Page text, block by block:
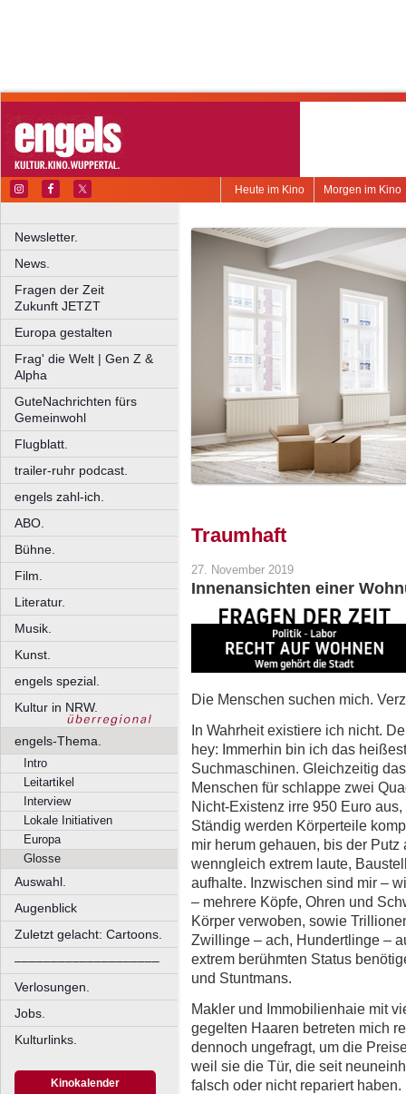
Morgen im Kino
Heute im Kino
Newsletter.
News.
Fragen der Zeit
Zukunft JETZT
Europa gestalten
Frag' die Welt | Gen Z &
Alpha
GuteNachrichten fürs
Gemeinwohl
Flugblatt.
trailer-ruhr podcast.
engels zahl-ich.
ABO.
Bühne.
Film.
Literatur.
Musik.
Kunst.
engels spezial.
Kultur in NRW.
engels-Thema.
Intro
Leitartikel
Interview
Lokale Initiativen
Europa
Glosse
Auswahl.
Augenblick
Zuletzt gelacht: Cartoons.
––––––––––––––––––––
Verlosungen.
Jobs.
Kulturlinks.
Kinokalender
Traumhaft
27. November 2019
Innenansichten einer
Die Menschen suchen mich.
In Wahrheit existiere ich nicht.
hey: Immerhin bin ich das
Suchmaschinen. Gleichzeitig
Menschen für schlappe zwei
Nicht-Existenz irre 950 Euro
Ständig werden Körperteile
mir herum gehauen, bis der
wenngleich extrem laute,
aufhalte. Inzwischen sind mir –
– mehrere Köpfe, Ohren und
Körper verwoben, sowie
Zwillinge – ach, Hundertlinge –
extrem berühmten Status
und Stuntmans.
Makler und Immobilienhaie mit
gegelten Haaren betreten mich
dennoch ungefragt, um die
weil sie die Tür, die seit
falsch oder nicht repariert haben.